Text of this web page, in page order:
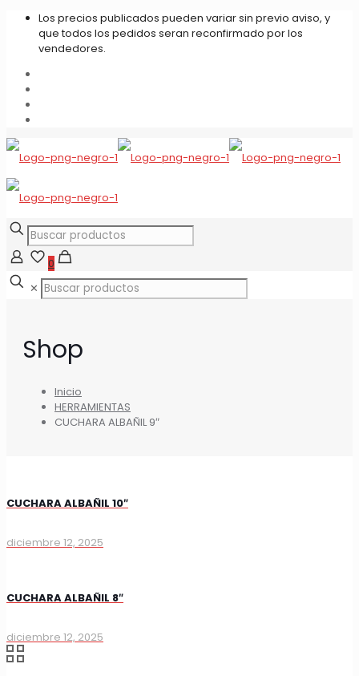
Los precios publicados pueden variar sin previo aviso, y
que todos los pedidos seran reconfirmado por los
vendedores.
0
✕
Shop
Inicio
HERRAMIENTAS
CUCHARA ALBAÑIL 9″
CUCHARA ALBAÑIL 10″
diciembre 12, 2025
CUCHARA ALBAÑIL 8″
diciembre 12, 2025